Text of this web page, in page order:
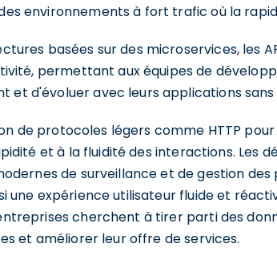
environnements à fort trafic où la
basées sur des microservices, les
permettant aux équipes de
et d'évoluer avec leurs applications
de protocoles légers comme HTTP
et à la fluidité des interactions. Les
de surveillance et de gestion
une expérience utilisateur fluide et
cherchent à tirer parti des
et améliorer leur offre de services.